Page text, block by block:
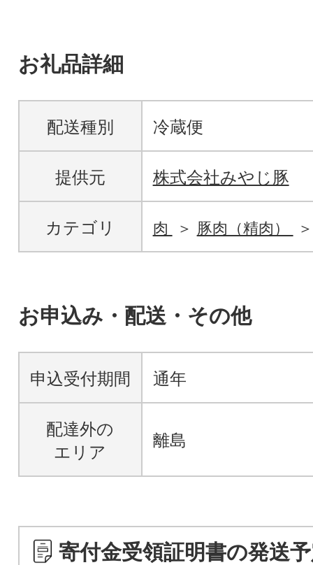
お礼品詳細
配送種別 冷蔵便
提供元 株式会社みやじ豚
カテゴリ 肉 豚肉（精肉）
お申込み・配送・その他
申込受付期間 通年
配達外の
エリア
離島
寄付金受領証明書の発送